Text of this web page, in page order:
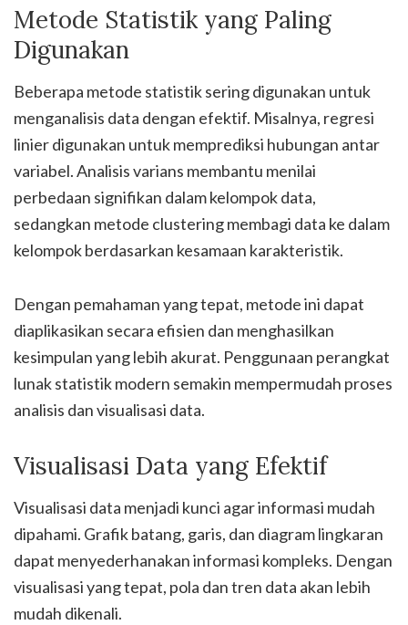
Metode Statistik yang Paling
Digunakan
Beberapa metode statistik sering digunakan untuk
menganalisis data dengan efektif. Misalnya, regresi
linier digunakan untuk memprediksi hubungan antar
variabel. Analisis varians membantu menilai
perbedaan signifikan dalam kelompok data,
sedangkan metode clustering membagi data ke dalam
kelompok berdasarkan kesamaan karakteristik.
Dengan pemahaman yang tepat, metode ini dapat
diaplikasikan secara efisien dan menghasilkan
kesimpulan yang lebih akurat. Penggunaan perangkat
lunak statistik modern semakin mempermudah proses
analisis dan visualisasi data.
Visualisasi Data yang Efektif
Visualisasi data menjadi kunci agar informasi mudah
dipahami. Grafik batang, garis, dan diagram lingkaran
dapat menyederhanakan informasi kompleks. Dengan
visualisasi yang tepat, pola dan tren data akan lebih
mudah dikenali.